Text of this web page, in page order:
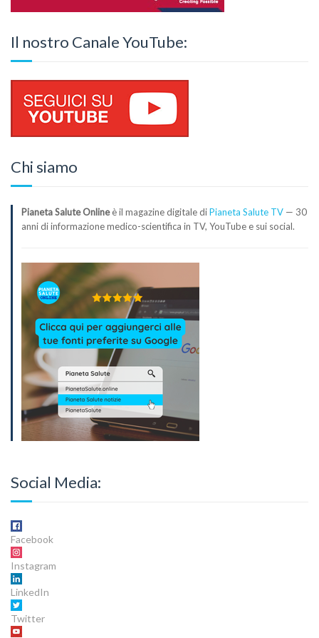
Il nostro Canale YouTube:
Chi siamo
Pianeta Salute Onlineè il magazine digitale diPianeta Salute TV — 30
anni di informazione medico-scientifica in TV, YouTube e sui social.
Social Media:
Facebook
Instagram
LinkedIn
Twitter